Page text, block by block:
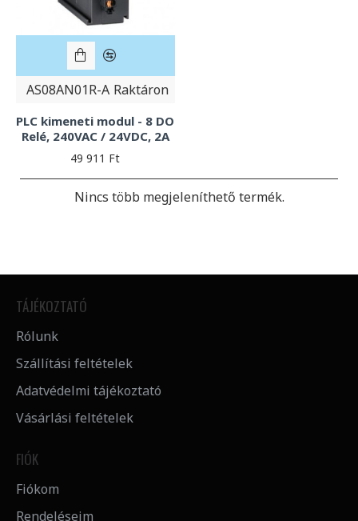
AS08AN01R-A Raktáron
PLC kimeneti modul - 8 DO
Relé, 240VAC / 24VDC, 2A
49 911 Ft
Nincs több megjeleníthető termék.
TÁJÉKOZTATÓ
Rólunk
Szállítási feltételek
Adatvédelmi tájékoztató
Vásárlási feltételek
FIÓK
Fiókom
Rendeléseim